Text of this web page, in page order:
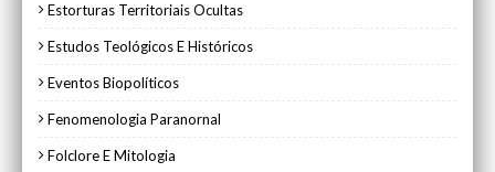
Estorturas Territoriais Ocultas
Estudos Teológicos E Históricos
Eventos Biopolíticos
Fenomenologia Paranornal
Folclore E Mitologia